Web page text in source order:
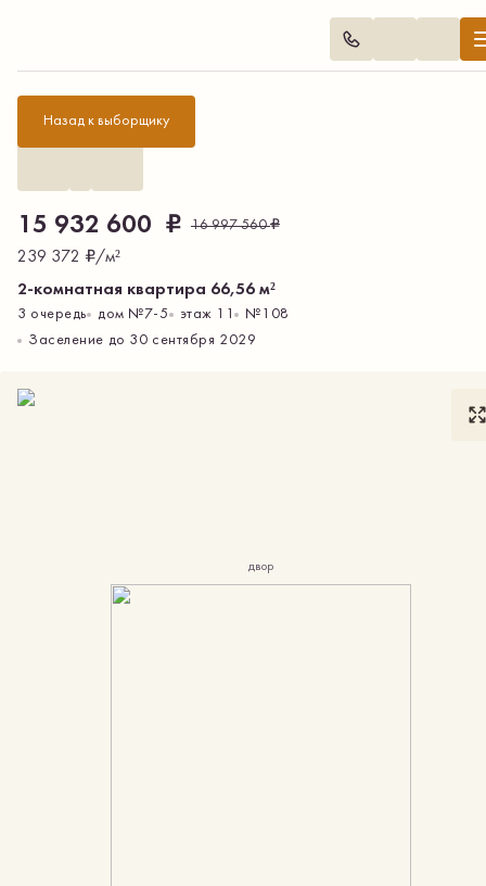
2-комнатная квартира 66,56 м²
239 372 ₽/м²
15 932 600 ₽ 16 997 560₽
3 очередь дом №7-5 этаж 11 № 108
Заселение до 30 сентября 2029
двор